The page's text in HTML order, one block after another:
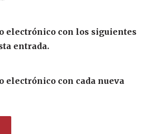
electrónico con los siguientes
entrada.
electrónico con cada nueva